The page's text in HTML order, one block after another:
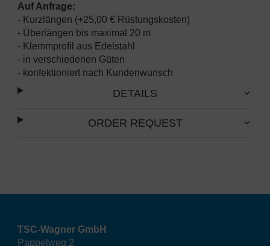
Auf Anfrage:
- Kurzlängen (+25,00 € Rüstungskosten)
- Überlängen bis maximal 20 m
- Klemmprofil aus Edelstahl
- in verschiedenen Güten
- konfektioniert nach Kundenwunsch
DETAILS
ORDER REQUEST
TSC-Wagner GmbH
Pappelweg 2